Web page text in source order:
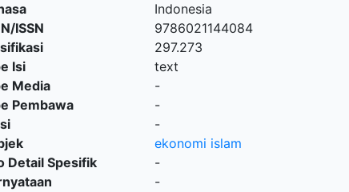
Indonesia
ISSN
9786021144084
297.273
Isi
text
Media
-
Pembawa
-
-
ekonomi islam
Detail Spesifik
-
-